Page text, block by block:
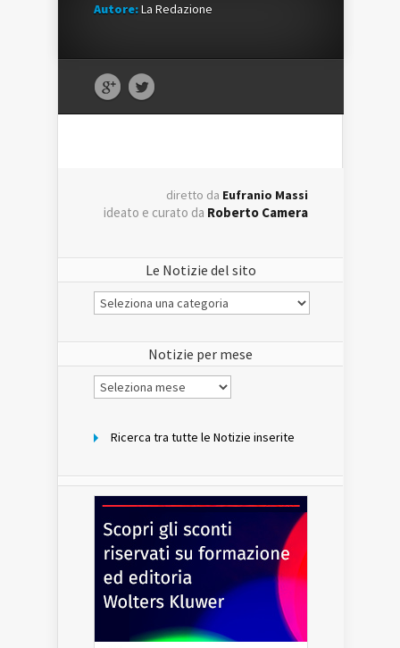
Autore:La Redazione
diretto da Eufranio Massi
ideato e curato da Roberto Camera
Le Notizie del sito
Le
Notizie
Notizie per mese
Notizie
per
Ricerca tra tutte le Notizie inserite